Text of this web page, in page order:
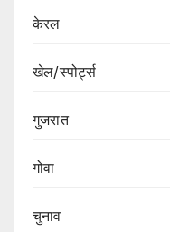
केरल
खेल/स्पोर्ट्स
गुजरात
गोवा
चुनाव